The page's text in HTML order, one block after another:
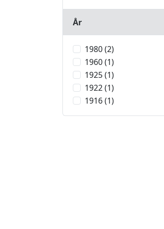
År
1980 (2)
1960 (1)
1925 (1)
1922 (1)
1916 (1)